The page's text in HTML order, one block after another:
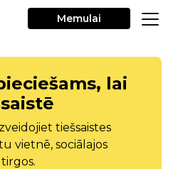
Memulai
lai
tiešsaistes
vietnē, sociālajos